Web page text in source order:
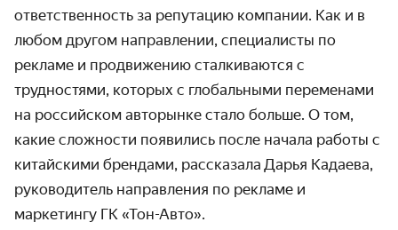
ответственность за репутацию компании. Как и в
любом другом направлении, специалисты по
рекламе и продвижению сталкиваются с
трудностями, которых с глобальными переменами
на российском авторынке стало больше. О том,
какие сложности появились после начала работы с
китайскими брендами, рассказала Дарья Кадаева,
руководитель направления по рекламе и
маркетингу ГК «Тон-Авто».